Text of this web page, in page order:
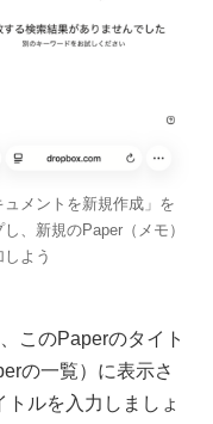
ュメントを新規作成」を
し、新規のPaper（メモ）
しよう
このPaperのタイト
の一覧）に表示さ
ルを入力しましょ